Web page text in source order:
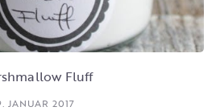
Fluff
JANUAR 2017